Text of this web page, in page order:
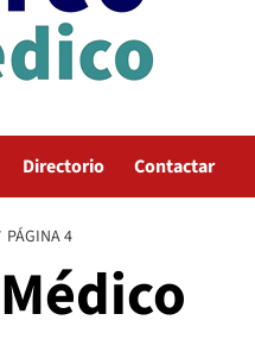
Directorio Contactar
PÁGINA 4